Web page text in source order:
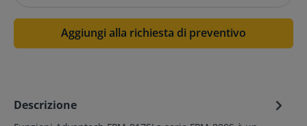
Aggiungi alla richiesta di preventivo
Descrizione